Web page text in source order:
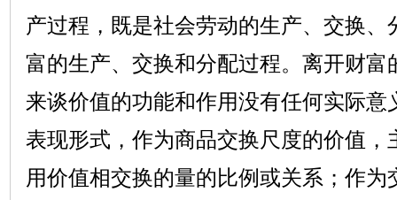
产过程，既是社会劳动的生产、交换、
富的生产、交换和分配过程。离开财富
来谈价值的功能和作用没有任何实际意
表现形式，作为商品交换尺度的价值，
用价值相交换的量的比例或关系；作